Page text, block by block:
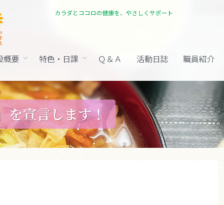
カラダとココロの健康を、やさしくサポート
概要 特色・日課 Ｑ＆Ａ 活動日誌 職員紹介
を宣言します！